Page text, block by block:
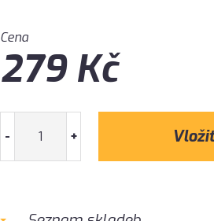
Cena
279Kč
- +